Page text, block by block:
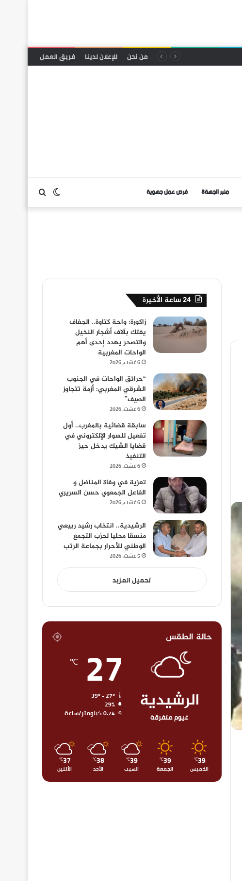
من نحن للإعلان لدينا فريق العمل
منبر الجهة8 فرص عمل جهوية
24 ساعة الأخيرة
زاكورة: واحة كتاوة.. الجفاف
يفتك بآلاف أشجار النخيل
والتصحر يهدد إحدى أهم
الواحات المغربية
6 غشت، 2026
“حرائق الواحات في الجنوب
الشرقي المغربي: أزمة تتجاوز
الصيف”
6 غشت، 2026
سابقة قضائية بالمغرب.. أول
تفعيل للسوار الإلكتروني في
قضايا الشيك يدخل حيز
التنفيذ
6 غشت، 2026
تعزية في وفاة المناضل و
الفاعل الجمعوي حسن السريري
6 غشت، 2026
الرشيدية.. انتخاب رشيد ربيعي
منسقا محليا لحزب التجمع
الوطني للأحرار بجماعة الرتب
5 غشت، 2026
تحميل المزيد
حالة الطقس
الرشيدية
غيوم متفرقة
27
℃
39º - 27º
29%
0.74 كيلومتر/ساعة
39
℃
الخميس
39
℃
الجمعة
39
℃
السبت
38
℃
الأحد
37
℃
الأثنين